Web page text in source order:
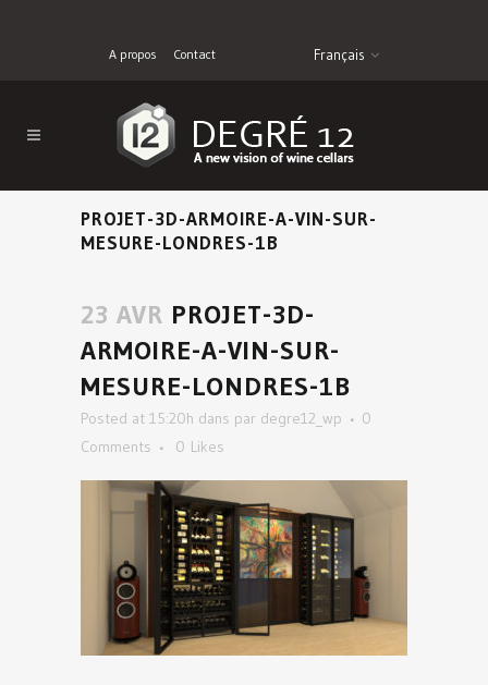
A propos Contact Français
PROJET-3D-ARMOIRE-A-VIN-SUR-
MESURE-LONDRES-1B
23 AVR PROJET-3D-
ARMOIRE-A-VIN-SUR-
MESURE-LONDRES-1B
Posted at 15:20h dans par degre12_wp
0
Comments
0 Likes